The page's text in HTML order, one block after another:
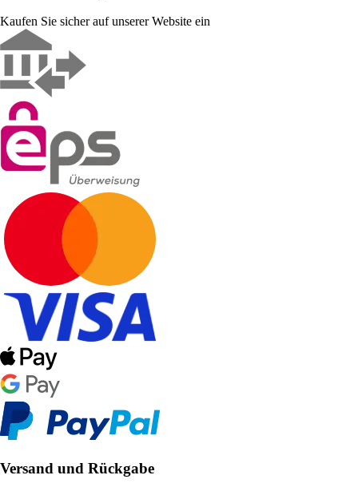
Kaufen Sie sicher auf unserer Website ein
Versand und Rückgabe